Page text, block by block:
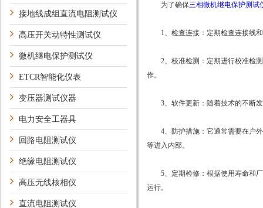
接地线成组直流电阻测试仪
高压开关动特性测试仪
微机继电保护测试仪
ETCR智能化仪表
变压器测试仪器
电力安全工器具
回路电阻测试仪
绝缘电阻测试仪
高压无线核相仪
直流电阻测试仪
为了确保三相微机继电保护测试
1、检查连接：定期检查连接线和
2、校准检测：定期进行校准检测
作。
3、软件更新：随着技术的不断发
4、防护措施：它通常需要在户外
等进入内部。
5、定期检修：根据使用寿命和厂
运行。